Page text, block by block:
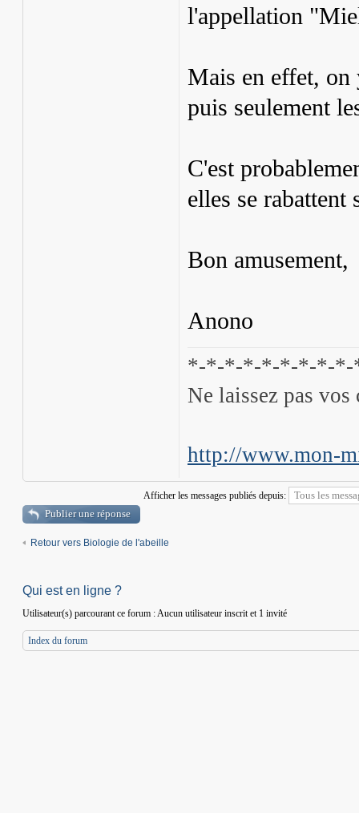
l'appellation
Mais en effet, on
puis seulement
C'est
elles se rabattent
Bon amusement,
Anono
*-*-*-*-*-*-*-*-
Ne laissez pas
http://www.mon-
Afficher les messages publiés depuis:
Publier une réponse
Retour vers Biologie de l'abeille
Qui est en ligne ?
Utilisateur(s) parcourant ce forum : Aucun utilisateur inscrit et 1 invité
Index du forum